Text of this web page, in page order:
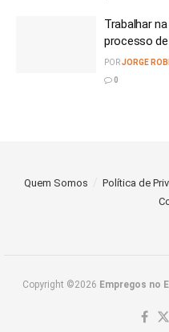
Trabalhar
processo
PORJORGE
0
Quem Somos Política de
Copyright ©2026 Empregos no